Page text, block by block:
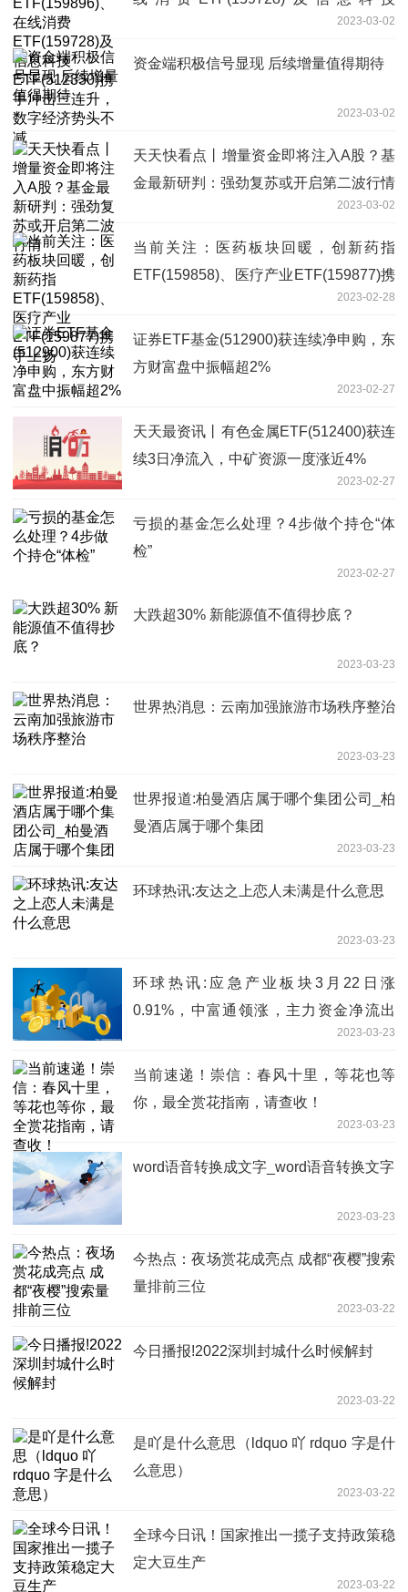
ETF(512330)携手冲击三连升，数字经济
势头不减
2023-03-02
资金端积极信号显现 后续增量值得期待
2023-03-02
天天快看点丨增量资金即将注入A股？基
金最新研判：强劲复苏或开启第二波行情
2023-03-02
当前关注：医药板块回暖，创新药指
ETF(159858)、医疗产业ETF(159877)携
2023-02-28
证券ETF基金(512900)获连续净申购，东
方财富盘中振幅超2%
2023-02-27
天天最资讯丨有色金属ETF(512400)获连
续3日净流入，中矿资源一度涨近4%
2023-02-27
亏损的基金怎么处理？4步做个持仓“体
检”
2023-02-27
大跌超30% 新能源值不值得抄底？
2023-03-23
世界热消息：云南加强旅游市场秩序整治
2023-03-23
世界报道:柏曼酒店属于哪个集团公司_柏
曼酒店属于哪个集团
2023-03-23
环球热讯:友达之上恋人未满是什么意思
2023-03-23
环球热讯:应急产业板块3月22日涨
0.91%，中富通领涨，主力资金净流出
2023-03-23
当前速递！崇信：春风十里，等花也等
你，最全赏花指南，请查收！
2023-03-23
word语音转换成文字_word语音转换文字
2023-03-23
今热点：夜场赏花成亮点 成都“夜樱”搜索
量排前三位
2023-03-22
今日播报!2022深圳封城什么时候解封
2023-03-22
是吖是什么意思（ldquo 吖 rdquo 字是什
么意思）
2023-03-22
全球今日讯！国家推出一揽子支持政策稳
定大豆生产
2023-03-22